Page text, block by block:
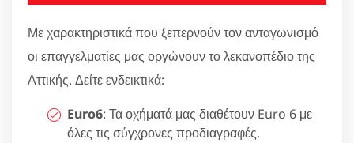
Με χαρακτηριστικά που ξεπερνούν τον ανταγωνισμό
οι επαγγελματίες μας οργώνουν το λεκανοπέδιο της
Αττικής. Δείτε ενδεικτικά:
Euro6: Τα οχήματά μας διαθέτουν Euro 6 με
όλες τις σύγχρονες προδιαγραφές.